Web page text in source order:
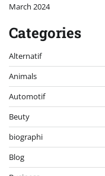
March 2024
Categories
Alternatif
Animals
Automotif
Beuty
biographi
Blog